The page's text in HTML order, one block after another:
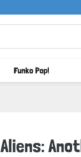
Funko Pop!
Aliens: